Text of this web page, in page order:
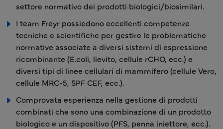
settore normativo dei prodotti biologici/biosimilari.
I team Freyr possiedono eccellenti competenze
tecniche e scientifiche per gestire le problematiche
normative associate a diversi sistemi di espressione
ricombinante (E.coli, lievito, cellule rCHO, ecc.) e
diversi tipi di linee cellulari di mammifero (cellule Vero,
cellule MRC-5, SPF CEF, ecc.).
Comprovata esperienza nella gestione di prodotti
combinati che sono una combinazione di un prodotto
biologico e un dispositivo (PFS, penna iniettore, ecc.).